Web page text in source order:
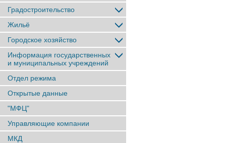
Градостроительство
Жильё
Городское хозяйство
Информация государственных
и муниципальных учреждений
Отдел режима
Открытые данные
"МФЦ"
Управляющие компании
МКД